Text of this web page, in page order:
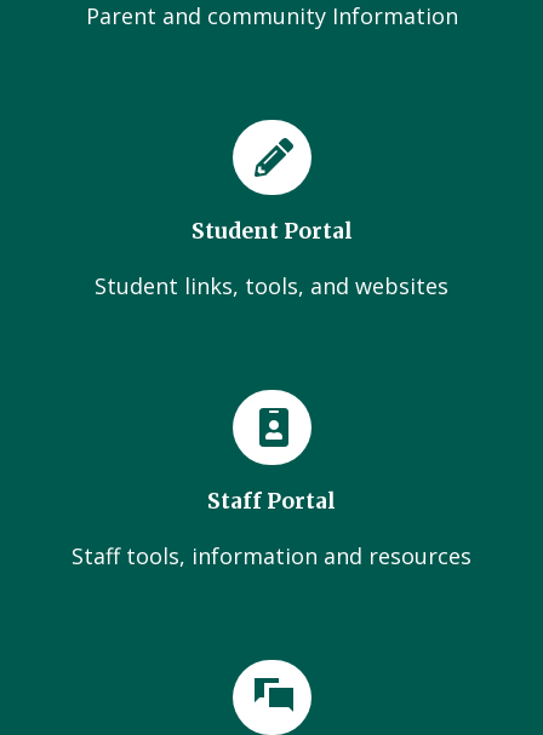
Parent and community Information
Student Portal
Student links, tools, and websites
Staff Portal
Staff tools, information and resources